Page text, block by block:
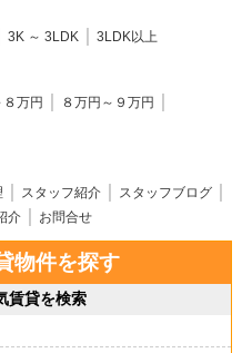
3K ～ 3LDK 3LDK以上
８万円
８万円～９万円
スタッフ紹介
スタッフブログ
介 お問合せ
物件を探す
賃貸を検索